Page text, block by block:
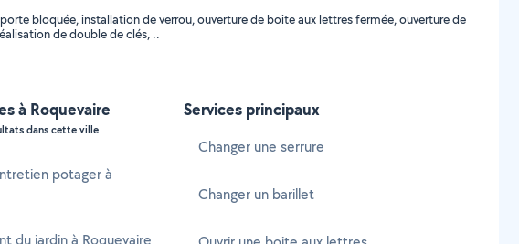
bloquée, installation de verrou, ouverture de boite aux lettres fermée, ouverture de
de double de clés, ..
à Roquevaire
dans cette ville
potager à
du jardin à Roquevaire
Services principaux
Changer une serrure
Changer un barillet